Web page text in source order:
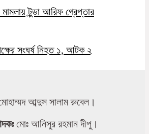
মামলায় টুন্ডা আরিফ গ্রেপ্তার
সংঘর্ষ নিহত ১, আটক ২
আব্দুস সালাম রুবেল।
মোঃ আনিসুর রহমান দীপু।